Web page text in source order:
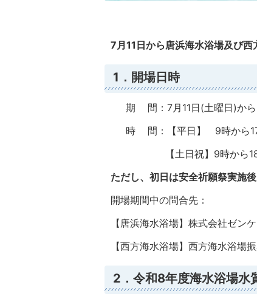
7月11日から唐浜海水浴場及び西
1．開場日時
期 間：7月11日(土曜日)から
時 間：【平日】 9時から
【土日祝】9時から
ただし、初日は安全祈願祭実施
開場期間中の問合先：
【唐浜海水浴場】株式会社ゼ
【西方海水浴場】西方海水浴場
2．令和8年度海水浴場水